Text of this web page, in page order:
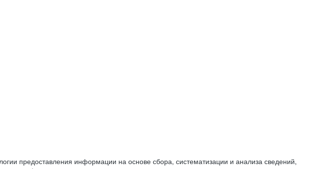
предоставления информации на основе сбора, систематизации и анализа сведений,